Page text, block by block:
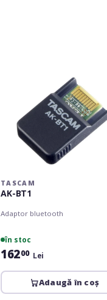
TASCAM
AK-BT1
Adaptor bluetooth
în stoc
16200 Lei
Adaugă în coș